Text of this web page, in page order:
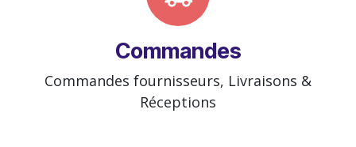
Commandes
Commandes fournisseurs, Livraisons &
Réceptions